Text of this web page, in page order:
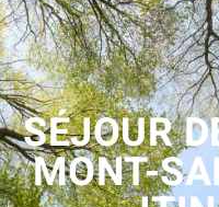
SÉJOUR
MONT-